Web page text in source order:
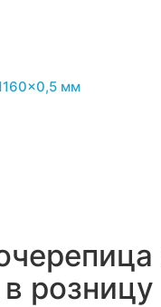
мм
розницу